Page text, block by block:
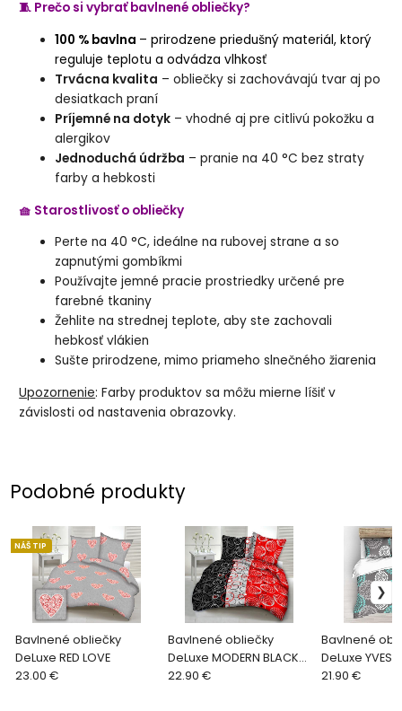
🧵 Prečo si vybrať bavlnené obliečky?
100 % bavlna – prirodzene priedušný materiál, ktorý
reguluje teplotu a odvádza vlhkosť
Trvácna kvalita – obliečky si zachovávajú tvar aj po
desiatkach praní
Príjemné na dotyk – vhodné aj pre citlivú pokožku a
alergikov
Jednoduchá údržba – pranie na 40 °C bez straty
farby a hebkosti
🧺 Starostlivosť o obliečky
Perte na 40 °C, ideálne na rubovej strane a so
zapnutými gombíkmi
Používajte jemné pracie prostriedky určené pre
farebné tkaniny
Žehlite na strednej teplote, aby ste zachovali
hebkosť vlákien
Sušte prirodzene, mimo priameho slnečného žiarenia
Upozornenie: Farby produktov sa môžu mierne líšiť v
závislosti od nastavenia obrazovky.
Podobné produkty
Bavlnené obliečky
DeLuxe RED LOVE
NÁŠ TIP
23.00 €
Bavlnené obliečky
DeLuxe MODERN BLACK-
RED CIRCLES
22.90 €
Bavlnené
DeLuxe YVES
21.90 €